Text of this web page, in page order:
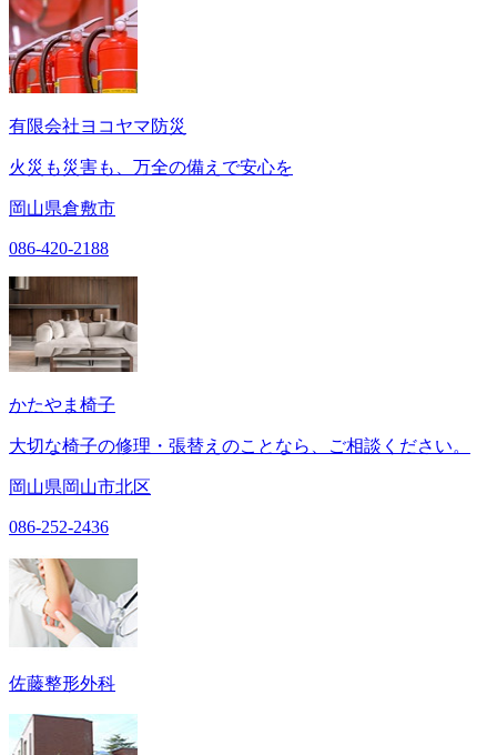
有限会社ヨコヤマ防災
火災も災害も、万全の備えで安心を
岡山県倉敷市
086-420-2188
かたやま椅子
大切な椅子の修理・張替えのことなら、ご相談ください。
岡山県岡山市北区
086-252-2436
佐藤整形外科